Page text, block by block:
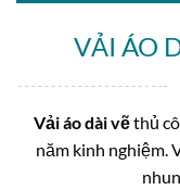
VẢI ÁO
Vải áo dài vẽthủ
năm kinh nghiệm.